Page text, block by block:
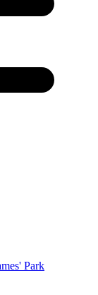
Park